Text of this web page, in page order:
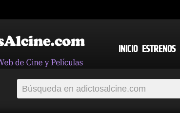
INICIO ESTRENOS